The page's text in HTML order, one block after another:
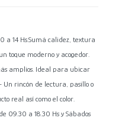
a 14 Hs.Sumá calidez, textura
toque moderno y acogedor.
amplios. Ideal para ubicar
Un rincón de lectura, pasillo o
real así como el color.
09.30 a 18.30 Hs y Sábados